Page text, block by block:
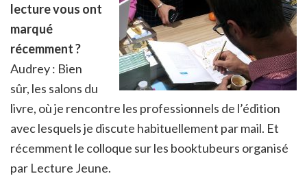
lecture vous ont
marqué
récemment ?
Audrey : Bien
sûr, les salons du
livre, où je rencontre les professionnels de l’édition
avec lesquels je discute habituellement par mail. Et
récemment le colloque sur les booktubeurs organisé
par Lecture Jeune.